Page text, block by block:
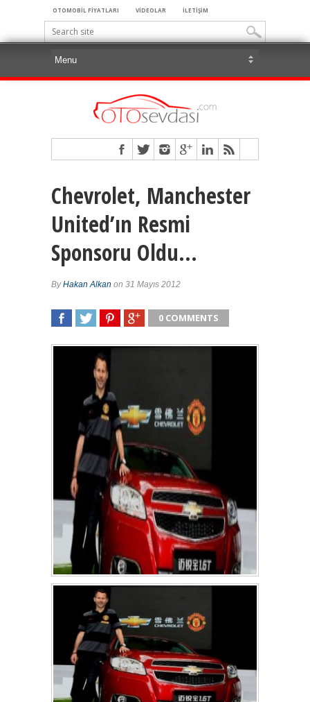
OTOMOBİL FİYATLARI VİDEOLAR İLETİŞİM
Chevrolet, Manchester
United’ın Resmi
Sponsoru Oldu…
ByHakan Alkan on 31 Mayıs 2012
0 COMMENTS